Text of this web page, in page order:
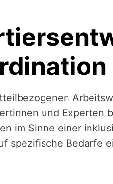
und Experten
im Sinne einer
spezifische Bedarfe